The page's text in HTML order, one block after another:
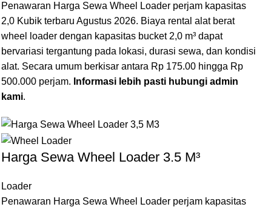
Penawaran Harga Sewa Wheel Loader perjam kapasitas
2,0 Kubik terbaru Agustus 2026. Biaya rental alat berat
wheel loader dengan kapasitas bucket 2,0 m³ dapat
bervariasi tergantung pada lokasi, durasi sewa, dan kondisi
alat. Secara umum berkisar antara Rp 175.00 hingga Rp
500.000 perjam. Informasi lebih pasti hubungi admin
kami.
Harga Sewa Wheel Loader 3.5 M³
Loader
Penawaran Harga Sewa Wheel Loader perjam kapasitas